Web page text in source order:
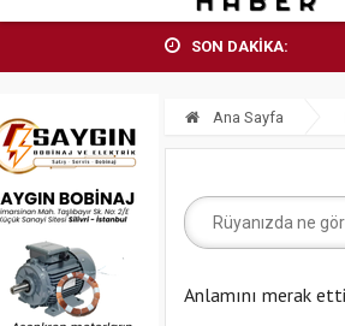
SON DAKİKA:
Ana Sayfa
Anlamını merak